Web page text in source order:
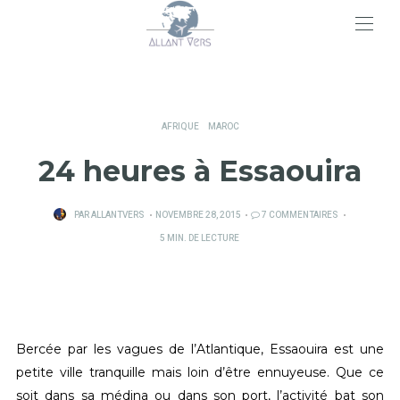
AFRIQUE MAROC
24 heures à Essaouira
PARALLANTVERS
PUBLIÉ
SUR
NOVEMBRE 28, 2015
7 COMMENTAIRES
5 MIN. DE LECTURE
Bercée par les vagues de l’Atlantique, Essaouira est une
petite ville tranquille mais loin d’être ennuyeuse. Que ce
soit dans sa médina ou dans son port, l’activité bat son